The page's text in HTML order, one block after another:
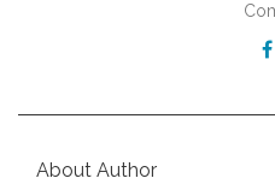
About Author